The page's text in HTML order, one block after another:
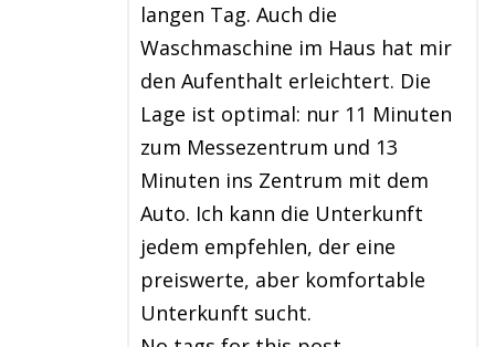
langen Tag. Auch die
Waschmaschine im Haus hat mir
den Aufenthalt erleichtert. Die
Lage ist optimal: nur 11 Minuten
zum Messezentrum und 13
Minuten ins Zentrum mit dem
Auto. Ich kann die Unterkunft
jedem empfehlen, der eine
preiswerte, aber komfortable
Unterkunft sucht.